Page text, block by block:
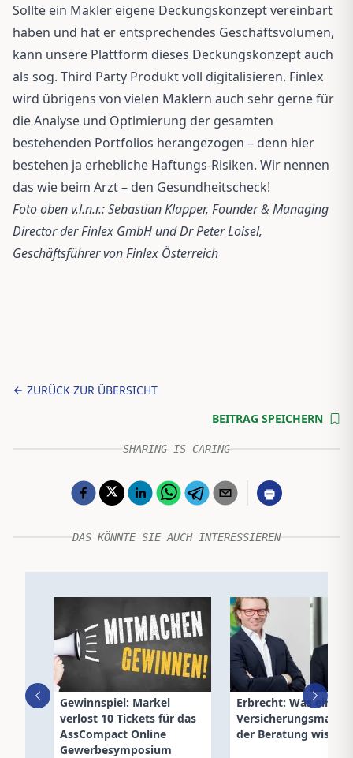
Sollte ein Makler eigene Deckungskonzept vereinbart
haben und hat er entsprechendes Geschäftsvolumen,
kann unsere Plattform dieses Deckungskonzept auch
als sog. Third Party Produkt voll digitalisieren. Finlex
wird übrigens von vielen Maklern auch sehr gerne für
die Analyse und Optimierung der gesamten
bestehenden Portfolios herangezogen – denn hier
bestehen ja erhebliche Haftungs-Risiken. Wir nennen
das wie beim Arzt – den Gesundheitscheck!
Foto oben v.l.n.r.: Sebastian Klapper, Founder & Managing
Director der Finlex GmbH und Dr Peter Loisel,
Geschäftsführer von Finlex Österreich
ZURÜCK ZUR ÜBERSICHT
BEITRAG SPEICHERN
SHARING IS CARING
DAS KÖNNTE SIE AUCH INTERESSIEREN
Gewinnspiel: Markel
verlost 10 Tickets für das
AssCompact Online
Gewerbesymposium
Erbrecht: Was ein
der Beratung wissen